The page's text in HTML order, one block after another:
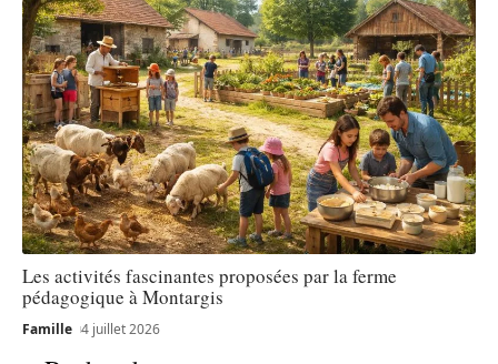
Les activités fascinantes proposées par la ferme
pédagogique à Montargis
Famille 4 juillet 2026